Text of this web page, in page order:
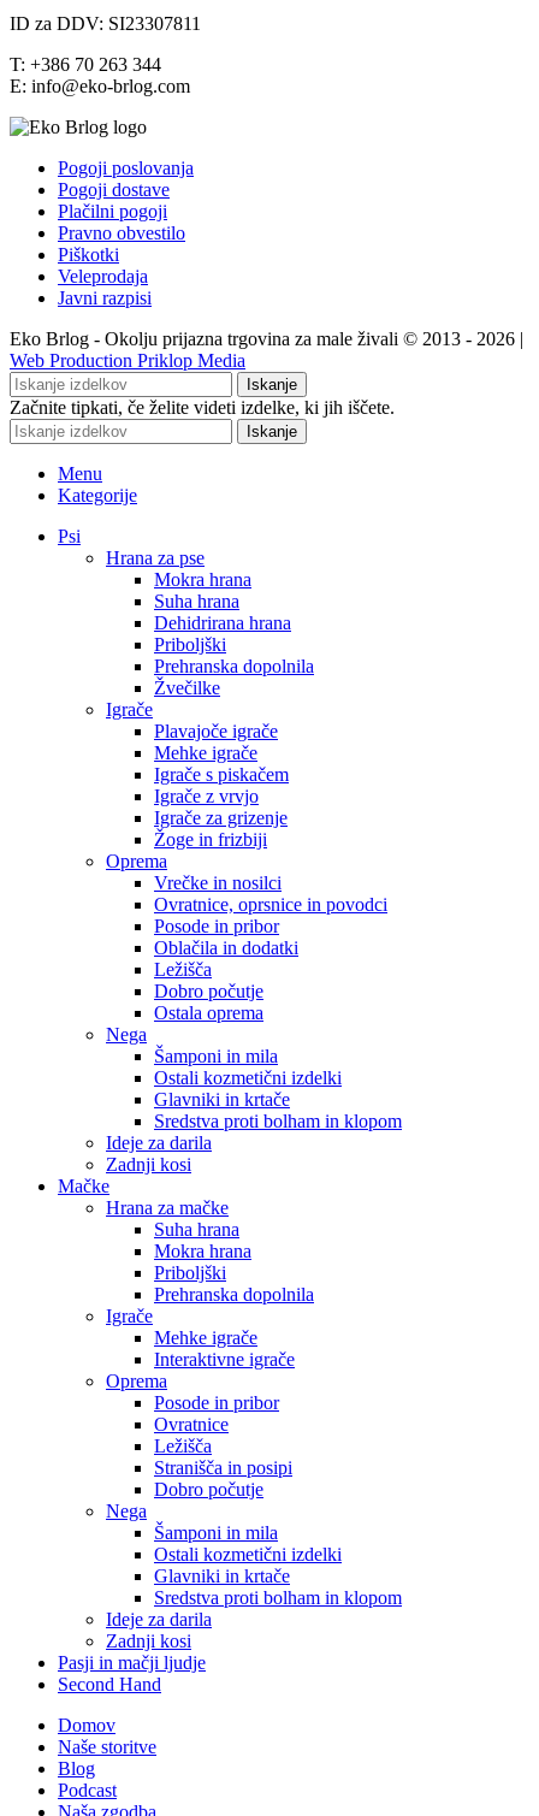
ID za DDV: SI23307811
T: +386 70 263 344
E: info@eko-brlog.com
Pogoji poslovanja
Pogoji dostave
Plačilni pogoji
Pravno obvestilo
Piškotki
Veleprodaja
Javni razpisi
Eko Brlog - Okolju prijazna trgovina za male živali © 2013 - 2026 |
Web Production Priklop Media
Iskanje
Začnite tipkati, če želite videti izdelke, ki jih iščete.
Iskanje
Menu
Kategorije
Psi
Hrana za pse
Mokra hrana
Suha hrana
Dehidrirana hrana
Priboljški
Prehranska dopolnila
Žvečilke
Igrače
Plavajoče igrače
Mehke igrače
Igrače s piskačem
Igrače z vrvjo
Igrače za grizenje
Žoge in frizbiji
Oprema
Vrečke in nosilci
Ovratnice, oprsnice in povodci
Posode in pribor
Oblačila in dodatki
Ležišča
Dobro počutje
Ostala oprema
Nega
Šamponi in mila
Ostali kozmetični izdelki
Glavniki in krtače
Sredstva proti bolham in klopom
Ideje za darila
Zadnji kosi
Mačke
Hrana za mačke
Suha hrana
Mokra hrana
Priboljški
Prehranska dopolnila
Igrače
Mehke igrače
Interaktivne igrače
Oprema
Posode in pribor
Ovratnice
Ležišča
Stranišča in posipi
Dobro počutje
Nega
Šamponi in mila
Ostali kozmetični izdelki
Glavniki in krtače
Sredstva proti bolham in klopom
Ideje za darila
Zadnji kosi
Pasji in mačji ljudje
Second Hand
Domov
Naše storitve
Blog
Podcast
Naša zgodba